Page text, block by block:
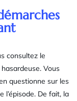
consultez le
Vous
questionne sur les
l’épisode. De fait, la